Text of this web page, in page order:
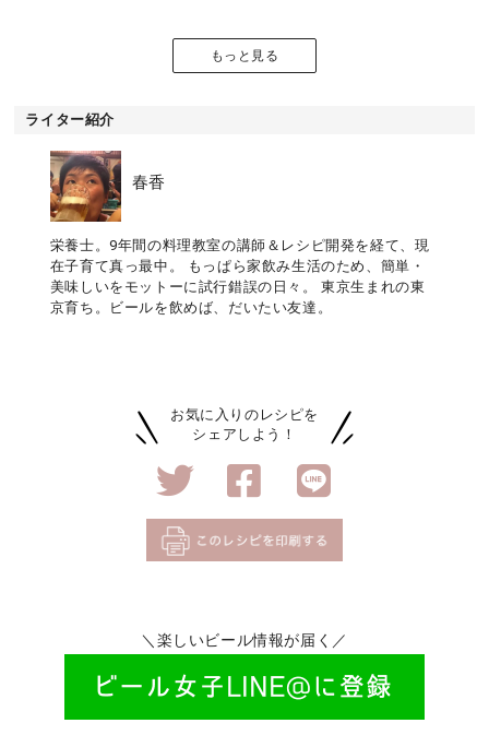
もっと見る
ライター紹介
春香
栄養士。9年間の料理教室の講師＆レシピ開発を経て、現
在子育て真っ最中。 もっぱら家飲み生活のため、簡単・
美味しいをモットーに試行錯誤の日々。 東京生まれの東
京育ち。ビールを飲めば、だいたい友達。
お気に入りのレシピを
シェアしよう！
＼楽しいビール情報が届く／